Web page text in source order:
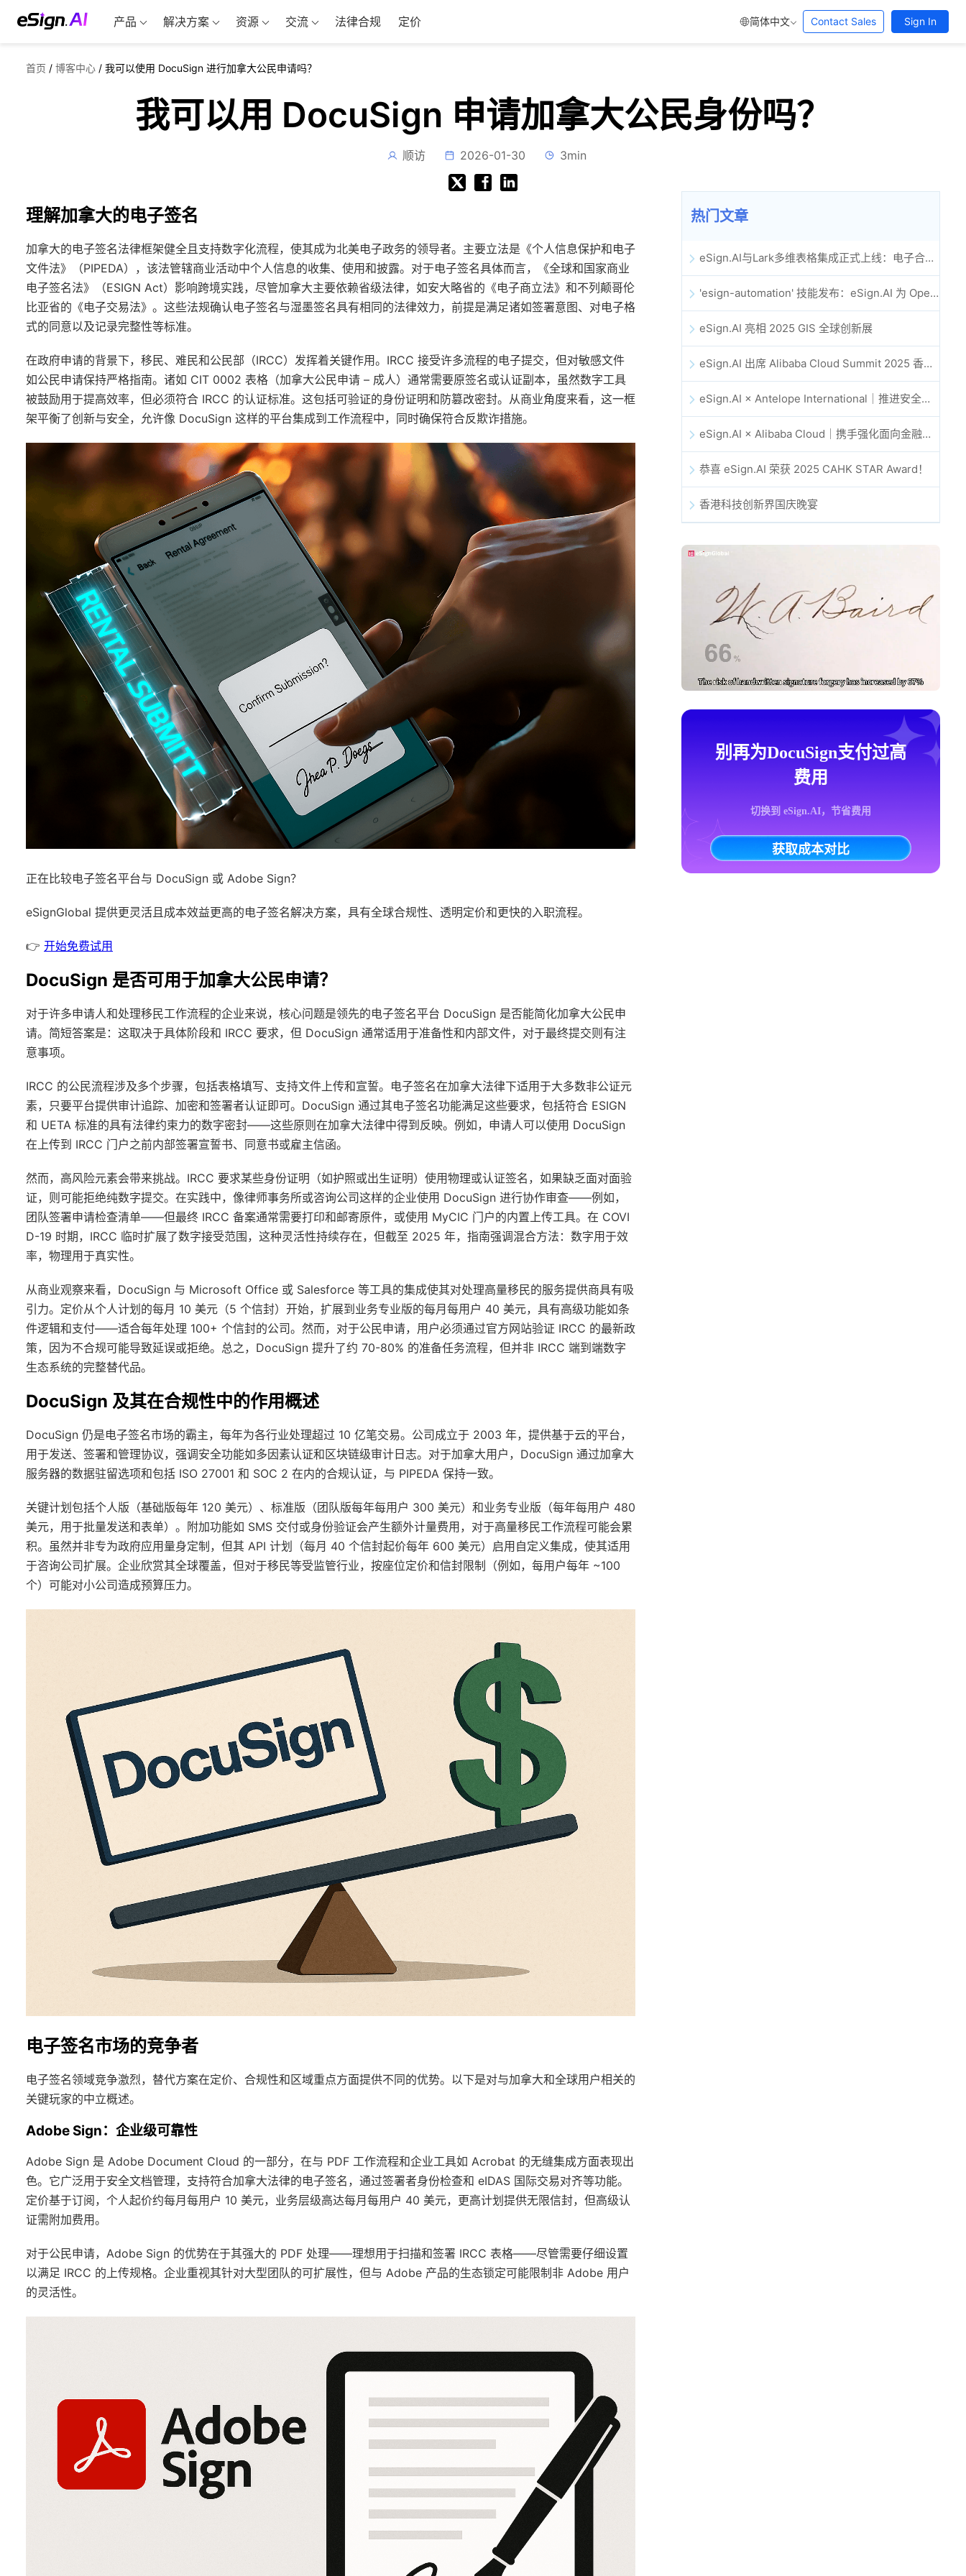
产品 解决方案 资源 交流 法律合规 定价 简体中文 Contact Sales Sign In
首页 / 博客中心 / 我可以使用 DocuSign 进行加拿大公民申请吗？
我可以用 DocuSign 申请加拿大公民身份吗？
顺访 2026-01-30 3min
理解加拿大的电子签名
加拿大的电子签名法律框架健全且支持数字化流程，使其成为北美电子政务的领导者。主要立法是《个人信息保护和电子
文件法》（PIPEDA），该法管辖商业活动中个人信息的收集、使用和披露。对于电子签名具体而言，《全球和国家商业
电子签名法》（ESIGN Act）影响跨境实践，尽管加拿大主要依赖省级法律，如安大略省的《电子商立法》和不列颠哥伦
比亚省的《电子交易法》。这些法规确认电子签名与湿墨签名具有相同的法律效力，前提是满足诸如签署意图、对电子格
式的同意以及记录完整性等标准。
在政府申请的背景下，移民、难民和公民部（IRCC）发挥着关键作用。IRCC 接受许多流程的电子提交，但对敏感文件
如公民申请保持严格指南。诸如 CIT 0002 表格（加拿大公民申请 – 成人）通常需要原签名或认证副本，虽然数字工具
被鼓励用于提高效率，但必须符合 IRCC 的认证标准。这包括可验证的身份证明和防篡改密封。从商业角度来看，这一框
架平衡了创新与安全，允许像 DocuSign 这样的平台集成到工作流程中，同时确保符合反欺诈措施。
正在比较电子签名平台与 DocuSign 或 Adobe Sign？
eSignGlobal 提供更灵活且成本效益更高的电子签名解决方案，具有全球合规性、透明定价和更快的入职流程。
👉 开始免费试用
DocuSign 是否可用于加拿大公民申请？
对于许多申请人和处理移民工作流程的企业来说，核心问题是领先的电子签名平台 DocuSign 是否能简化加拿大公民申
请。简短答案是：这取决于具体阶段和 IRCC 要求，但 DocuSign 通常适用于准备性和内部文件，对于最终提交则有注
意事项。
IRCC 的公民流程涉及多个步骤，包括表格填写、支持文件上传和宣誓。电子签名在加拿大法律下适用于大多数非公证元
素，只要平台提供审计追踪、加密和签署者认证即可。DocuSign 通过其电子签名功能满足这些要求，包括符合 ESIGN
和 UETA 标准的具有法律约束力的数字密封——这些原则在加拿大法律中得到反映。例如，申请人可以使用 DocuSign
在上传到 IRCC 门户之前内部签署宣誓书、同意书或雇主信函。
然而，高风险元素会带来挑战。IRCC 要求某些身份证明（如护照或出生证明）使用物理或认证签名，如果缺乏面对面验
证，则可能拒绝纯数字提交。在实践中，像律师事务所或咨询公司这样的企业使用 DocuSign 进行协作审查——例如，
团队签署申请检查清单——但最终 IRCC 备案通常需要打印和邮寄原件，或使用 MyCIC 门户的内置上传工具。在 COVI
D-19 时期，IRCC 临时扩展了数字接受范围，这种灵活性持续存在，但截至 2025 年，指南强调混合方法：数字用于效
率，物理用于真实性。
从商业观察来看，DocuSign 与 Microsoft Office 或 Salesforce 等工具的集成使其对处理高量移民的服务提供商具有吸
引力。定价从个人计划的每月 10 美元（5 个信封）开始，扩展到业务专业版的每月每用户 40 美元，具有高级功能如条
件逻辑和支付——适合每年处理 100+ 个信封的公司。然而，对于公民申请，用户必须通过官方网站验证 IRCC 的最新政
策，因为不合规可能导致延误或拒绝。总之，DocuSign 提升了约 70-80% 的准备任务流程，但并非 IRCC 端到端数字
生态系统的完整替代品。
DocuSign 及其在合规性中的作用概述
DocuSign 仍是电子签名市场的霸主，每年为各行业处理超过 10 亿笔交易。公司成立于 2003 年，提供基于云的平台，
用于发送、签署和管理协议，强调安全功能如多因素认证和区块链级审计日志。对于加拿大用户，DocuSign 通过加拿大
服务器的数据驻留选项和包括 ISO 27001 和 SOC 2 在内的合规认证，与 PIPEDA 保持一致。
关键计划包括个人版（基础版每年 120 美元）、标准版（团队版每年每用户 300 美元）和业务专业版（每年每用户 480
美元，用于批量发送和表单）。附加功能如 SMS 交付或身份验证会产生额外计量费用，对于高量移民工作流程可能会累
积。虽然并非专为政府应用量身定制，但其 API 计划（每月 40 个信封起价每年 600 美元）启用自定义集成，使其适用
于咨询公司扩展。企业欣赏其全球覆盖，但对于移民等受监管行业，按座位定价和信封限制（例如，每用户每年 ~100
个）可能对小公司造成预算压力。
电子签名市场的竞争者
电子签名领域竞争激烈，替代方案在定价、合规性和区域重点方面提供不同的优势。以下是对与加拿大和全球用户相关的
关键玩家的中立概述。
Adobe Sign：企业级可靠性
Adobe Sign 是 Adobe Document Cloud 的一部分，在与 PDF 工作流程和企业工具如 Acrobat 的无缝集成方面表现出
色。它广泛用于安全文档管理，支持符合加拿大法律的电子签名，通过签署者身份检查和 eIDAS 国际交易对齐等功能。
定价基于订阅，个人起价约每月每用户 10 美元，业务层级高达每月每用户 40 美元，更高计划提供无限信封，但高级认
证需附加费用。
对于公民申请，Adobe Sign 的优势在于其强大的 PDF 处理——理想用于扫描和签署 IRCC 表格——尽管需要仔细设置
以满足 IRCC 的上传规格。企业重视其针对大型团队的可扩展性，但与 Adobe 产品的生态锁定可能限制非 Adobe 用户
的灵活性。
热门文章
eSign.AI与Lark多维表格集成正式上线：电子合同签署归档全程自动化
'esign-automation' 技能发布：eSign.AI 为 OpenClaw 提供自动化电子签名能力
eSign.AI 亮相 2025 GIS 全球创新展
eSign.AI 出席 Alibaba Cloud Summit 2025 香港站，共同探讨 AI 驱动的云创新与数字信任未来
eSign.AI × Antelope International｜推进安全且由 AI 驱动的数字化工作流
eSign.AI × Alibaba Cloud｜携手强化面向金融科技的全球数字信任
恭喜 eSign.AI 荣获 2025 CAHK STAR Award！
香港科技创新界国庆晚宴
别再为DocuSign支付过高
费用
切换到 eSign.AI，节省费用
获取成本对比